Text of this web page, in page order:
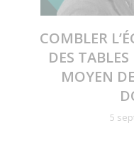
COMBLER
DES
MOYEN
5